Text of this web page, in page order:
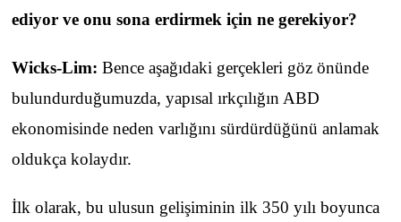
ediyor ve onu sona erdirmek için ne gerekiyor?
Wicks-Lim: Bence aşağıdaki gerçekleri göz önünde
bulundurduğumuzda, yapısal ırkçılığın ABD
ekonomisinde neden varlığını sürdürdüğünü anlamak
oldukça kolaydır.
İlk olarak, bu ulusun gelişiminin ilk 350 yılı boyunca